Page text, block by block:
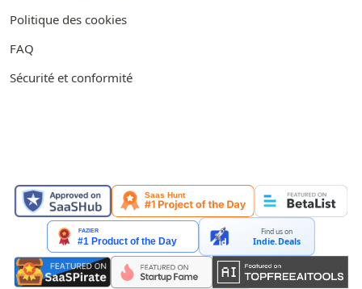
Politique des cookies
FAQ
Sécurité et conformité
Find us on
Indie.Deals